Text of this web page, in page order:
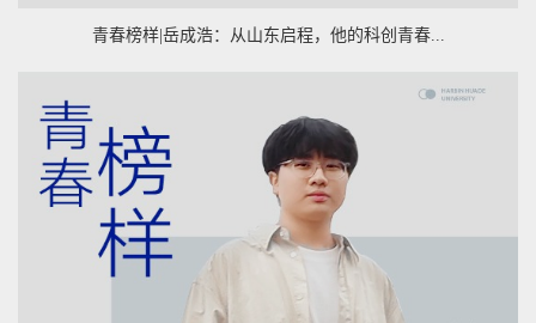
青春榜样|岳成浩：从山东启程，他的科创青春...